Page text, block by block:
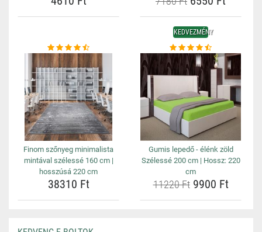
Finom szőnyeg minimalista
mintával szélessé 160 cm |
hosszúsá 220 cm
38310 Ft
KEDVEZMÉNY
Gumis lepedő - élénk zöld
Szélessé 200 cm | Hossz: 220
cm
11220 Ft9900 Ft